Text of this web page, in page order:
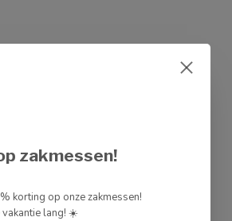
zakmessen!
korting op onze zakmessen!
lang! ☀️